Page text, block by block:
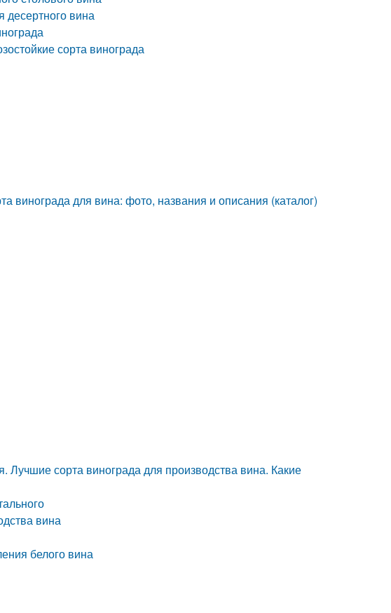
десертного вина
сорта винограда
винограда для вина: фото, названия и описания (каталог)
Лучшие сорта винограда для производства вина. Какие
вина
белого вина